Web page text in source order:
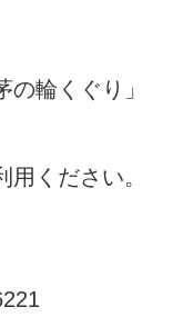
の輪くぐり」
ください。